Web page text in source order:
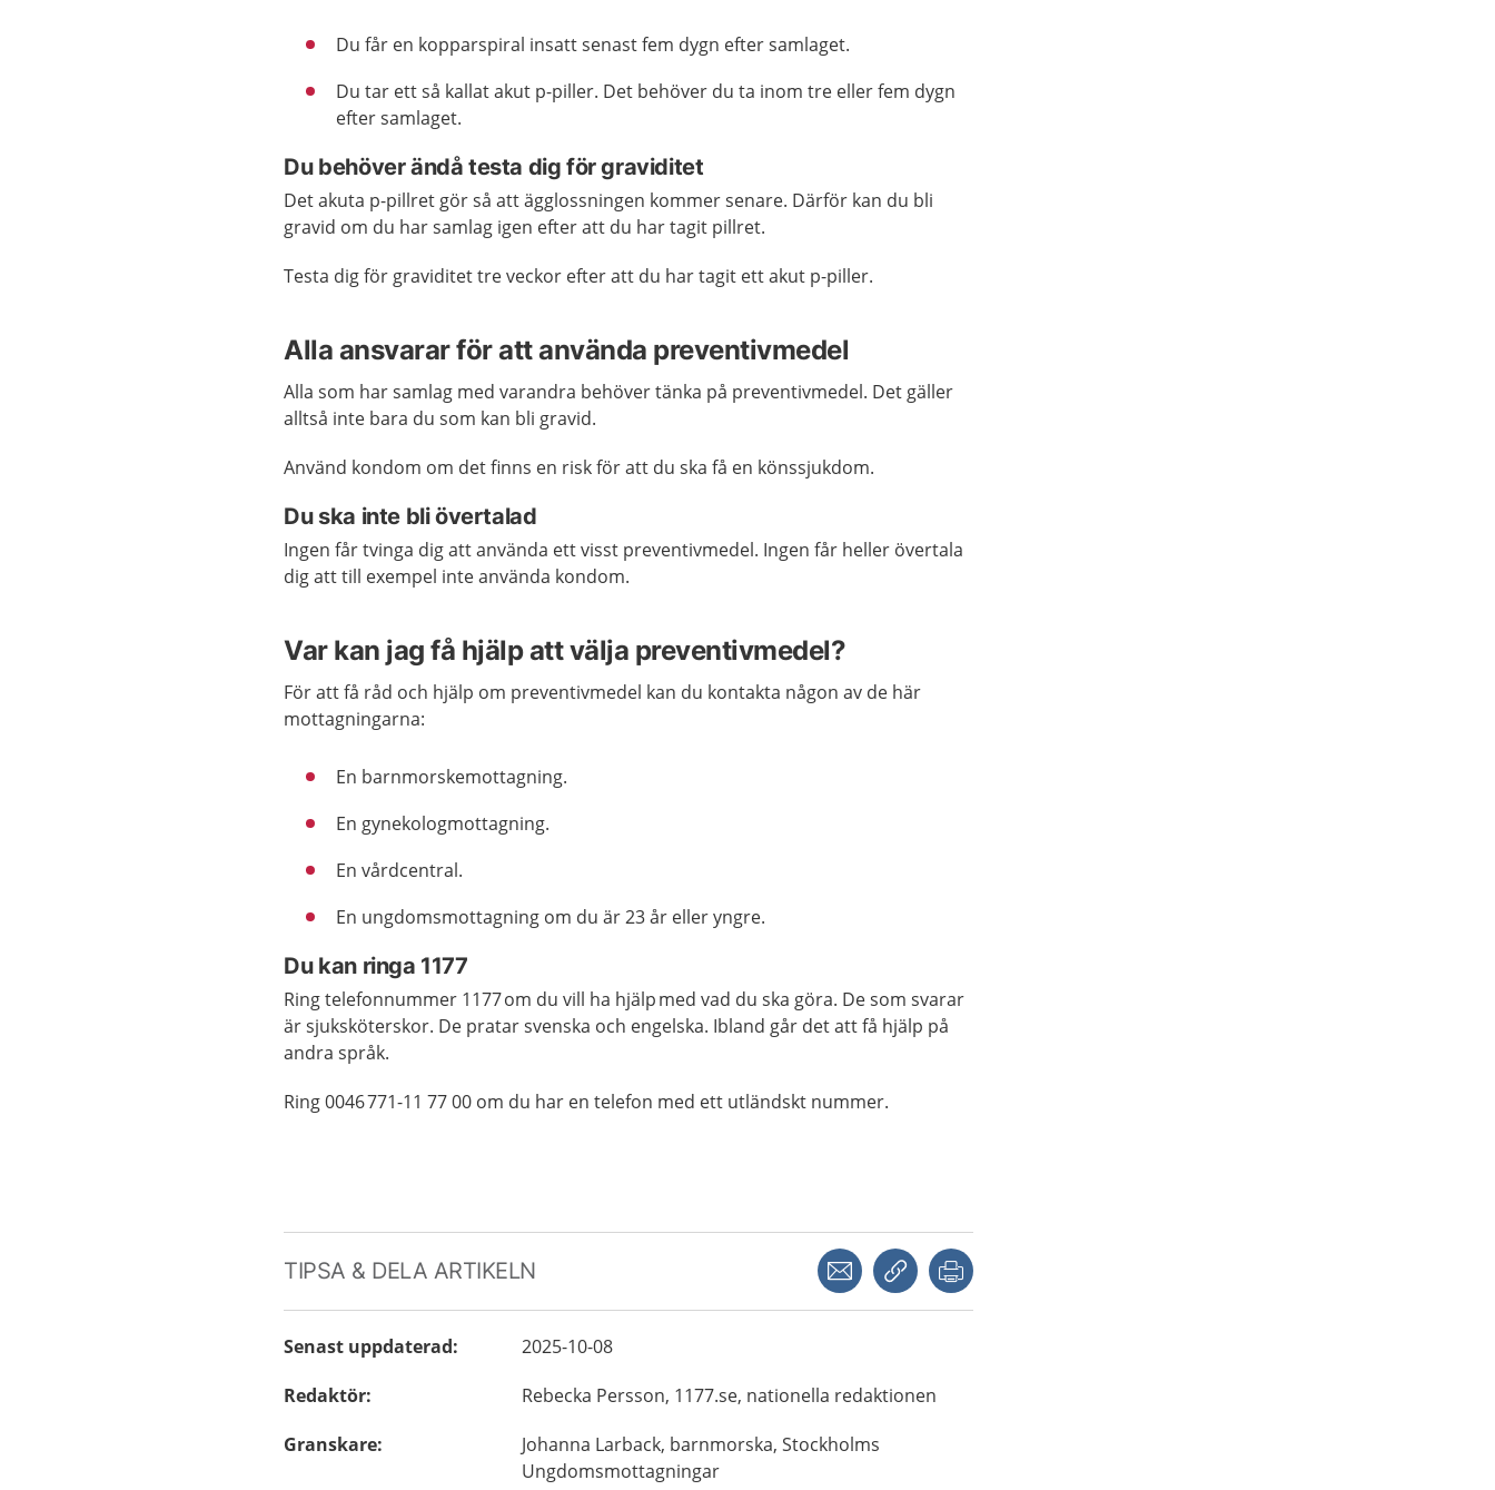
Du får en kopparspiral insatt senast fem dygn efter samlaget.
Du tar ett så kallat akut p-piller. Det behöver du ta inom tre eller fem dygn
efter samlaget.
Du behöver ändå testa dig för graviditet
Det akuta p-pillret gör så att ägglossningen kommer senare. Därför kan du bli
gravid om du har samlag igen efter att du har tagit pillret.
Testa dig för graviditet tre veckor efter att du har tagit ett akut p-piller.
Alla ansvarar för att använda preventivmedel
Alla som har samlag med varandra behöver tänka på preventivmedel. Det gäller
alltså inte bara du som kan bli gravid.
Använd kondom om det finns en risk för att du ska få en könssjukdom.
Du ska inte bli övertalad
Ingen får tvinga dig att använda ett visst preventivmedel. Ingen får heller övertala
dig att till exempel inte använda kondom.
Var kan jag få hjälp att välja preventivmedel?
För att få råd och hjälp om preventivmedel kan du kontakta någon av de här
mottagningarna:
En barnmorskemottagning.
En gynekologmottagning.
En vårdcentral.
En ungdomsmottagning om du är 23 år eller yngre.
Du kan ringa 1177
Ring telefonnummer 1177 om du vill ha hjälp med vad du ska göra. De som svarar
är sjuksköterskor. De pratar svenska och engelska. Ibland går det att få hjälp på
andra språk.
Ring 0046 771-11 77 00 om du har en telefon med ett utländskt nummer.
TIPSA & DELA ARTIKELN Dela via mejlKopiera länk
Senast uppdaterad:
2025-10-08
Redaktör: Rebecka Persson, 1177.se, nationella redaktionen
Granskare: Johanna Larback, barnmorska, Stockholms
Ungdomsmottagningar